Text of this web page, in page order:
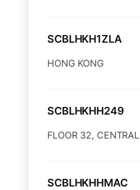
SCBLHKH1ZLA
HONG KONG
SCBLHKHH249
FLOOR 32, CENTRAL
SCBLHKHHMAC